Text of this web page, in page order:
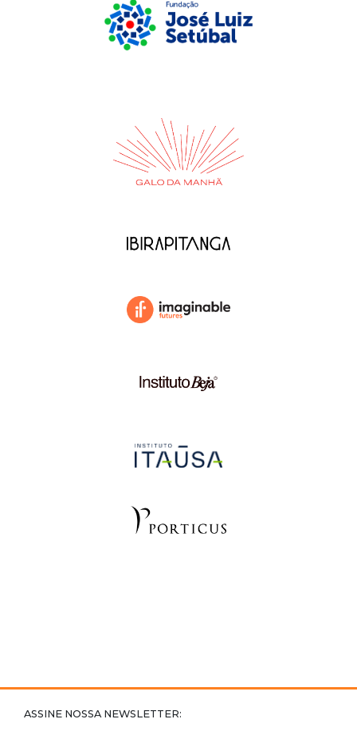
ASSINE NOSSA NEWSLETTER: